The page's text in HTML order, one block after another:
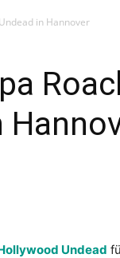
in Hannover
Undead